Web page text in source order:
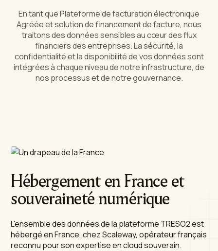
En tant que Plateforme de facturation électronique
Agréée et solution de financement de facture, nous
traitons des données sensibles au cœur des flux
financiers des entreprises. La sécurité, la
confidentialité et la disponibilité de vos données sont
intégrées à chaque niveau de notre infrastructure, de
nos processus et de notre gouvernance.
Hébergement en France et
souveraineté numérique
L'ensemble des données de la plateforme TRESO2 est
hébergé en France, chez Scaleway, opérateur français
reconnu pour son expertise en cloud souverain.